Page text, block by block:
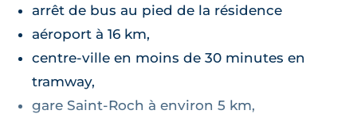
arrêt de bus au pied de la résidence
aéroport à 16 km,
centre-ville en moins de 30 minutes en
tramway,
gare Saint-Roch à environ 5 km,